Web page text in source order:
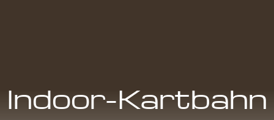
Indoor-Kartbahn